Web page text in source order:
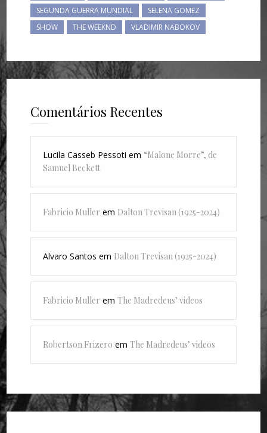
SEGUNDA GUERRA MUNDIAL
SELENA GOMEZ
SHOW
THE WEEKND VLADIMIR NABOKOV
Comentários Recentes
Lucila Casseb Pessoti em “Malone Morre”, de
Samuel Beckett
Fabricio Muller em Dalton Trevisan (1925-2024)
Alvaro Santos em Dalton Trevisan (1925-2024)
Fabricio Muller emThe Madredeus’ videos
Robertson Frizero emThe Madredeus’ videos